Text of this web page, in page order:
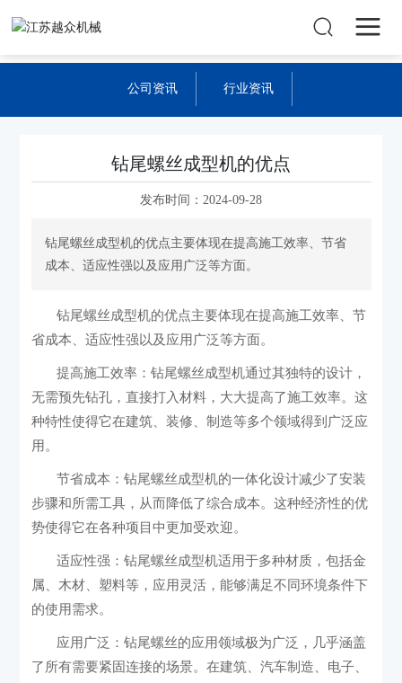
公司资讯 行业资讯
钻尾螺丝成型机的优点
发布时间： 2024-09-28
‌钻尾螺丝成型机的优点主要体现在提高施工效率、节省
成本、适应性强以及应用广泛等方面。‌
‌钻尾螺丝成型机的优点主要体现在提高施工效率、节
省成本、适应性强以及应用广泛等方面。‌
‌提高施工效率‌：钻尾螺丝成型机通过其独特的设计，
无需预先钻孔，直接打入材料，大大提高了施工效率。这
种特性使得它在建筑、装修、制造等多个领域得到广泛应
用。
‌节省成本‌：钻尾螺丝成型机的一体化设计减少了安装
步骤和所需工具，从而降低了综合成本。这种经济性的优
势使得它在各种项目中更加受欢迎。
‌适应性强‌：钻尾螺丝成型机适用于多种材质，包括金
属、木材、塑料等，应用灵活，能够满足不同环境条件下
的使用需求。
‌应用广泛‌：钻尾螺丝的应用领域极为广泛，几乎涵盖
了所有需要紧固连接的场景。在建筑、汽车制造、电子、